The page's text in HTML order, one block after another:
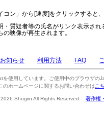
コン」から[速度]をクリックすると
・質疑者等の氏名がリンク表示さ
映像が再生されます。
お知らせ 利用方法 FAQ
を使用しています。ご使用中のブラウザの
のホームページに関するお問い合わせは こ
Shugiin All Rights Reserved. 著作権